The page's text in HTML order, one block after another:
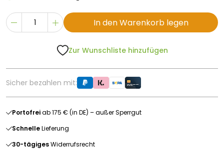
In den Warenkorb legen
Zur Wunschliste hinzufügen
Sicher bezahlen mit:
Portofreiab 175 € (in DE) – außer Sperrgut
SchnelleLieferung
30-tägigesWiderrufsrecht